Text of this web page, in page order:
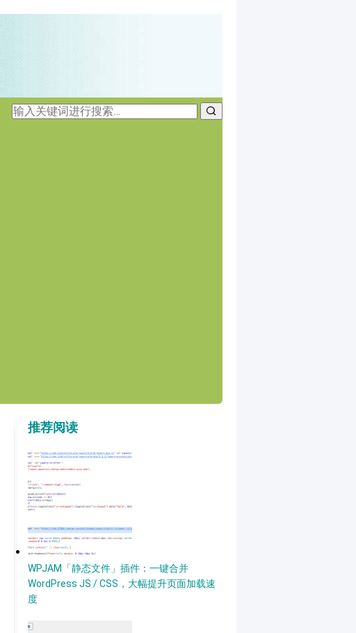
推荐阅读
WPJAM「静态文件」插件：一键合并
WordPress JS / CSS，大幅提升页面加载速
度